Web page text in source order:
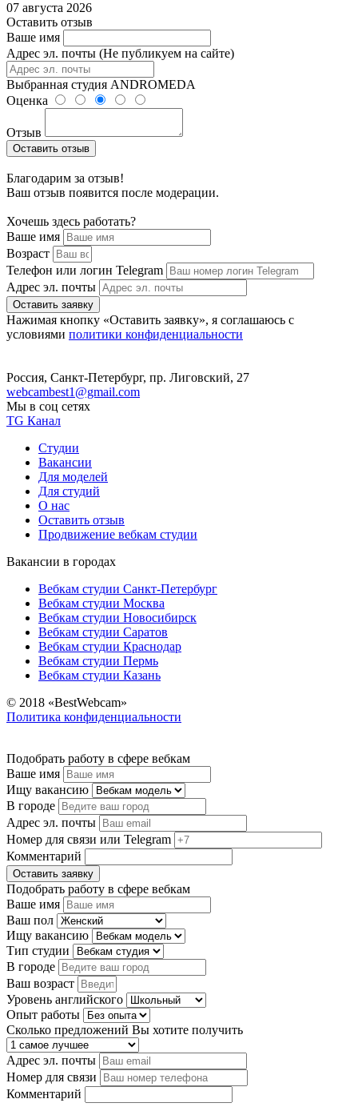
07 августа 2026
Оставить отзыв
Ваше имя
Адрес эл. почты (Не публикуем на сайте)
Выбранная студия ANDROMEDA
Оценка
Отзыв
Оставить отзыв
Благодарим за отзыв!
Ваш отзыв появится после модерации.
Хочешь здесь работать?
Ваше имя
Возраст
Телефон или логин Telegram
Адрес эл. почты
Оставить заявку
Нажимая кнопку «Оставить заявку», я соглашаюсь с
условиями политики конфиденциальности
Россия, Санкт-Петербург, пр. Лиговский, 27
webcambest1@gmail.com
Мы в соц сетях
TG Канал
Студии
Вакансии
Для моделей
Для студий
О нас
Оставить отзыв
Продвижение вебкам студии
Вакансии в городах
Вебкам студии Санкт-Петербург
Вебкам студии Москва
Вебкам студии Новосибирск
Вебкам студии Саратов
Вебкам студии Краснодар
Вебкам студии Пермь
Вебкам студии Казань
© 2018 «BestWebcam»
Политика конфиденциальности
Подобрать работу в сфере вебкам
Ваше имя
Ищу вакансию
В городе
Адрес эл. почты
Номер для связи или Telegram
Комментарий
Оставить заявку
Подобрать работу в сфере вебкам
Ваше имя
Ваш пол
Ищу вакансию
Тип студии
В городе
Ваш возраст
Уровень английского
Опыт работы
Сколько предложений Вы хотите получить
Адрес эл. почты
Номер для связи
Комментарий